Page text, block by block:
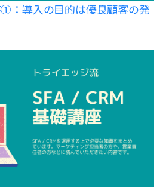
①：導入の目的は優良顧客の発